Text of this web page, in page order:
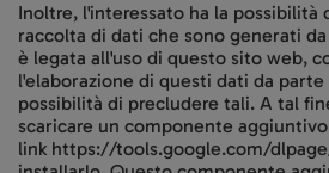
Inoltre, l'interessato ha la possibilità
raccolta di dati che sono generati
è legata all'uso di questo sito web,
l'elaborazione di questi dati da parte
possibilità di precludere tali. A tal
scaricare un componente
link https://tools.google.com/